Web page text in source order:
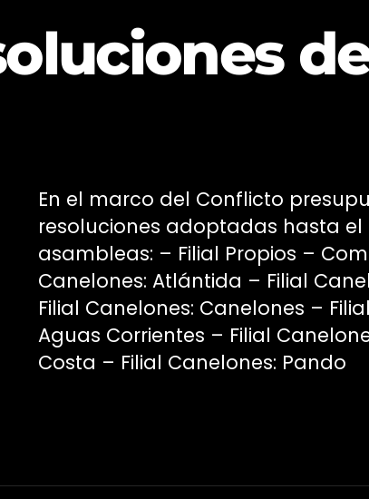
En el marco del Conflicto
resoluciones adoptadas hasta
asambleas: – Filial Propios –
Canelones: Atlántida – Filial
Filial Canelones: Canelones –
Aguas Corrientes – Filial
Costa – Filial Canelones: Pando